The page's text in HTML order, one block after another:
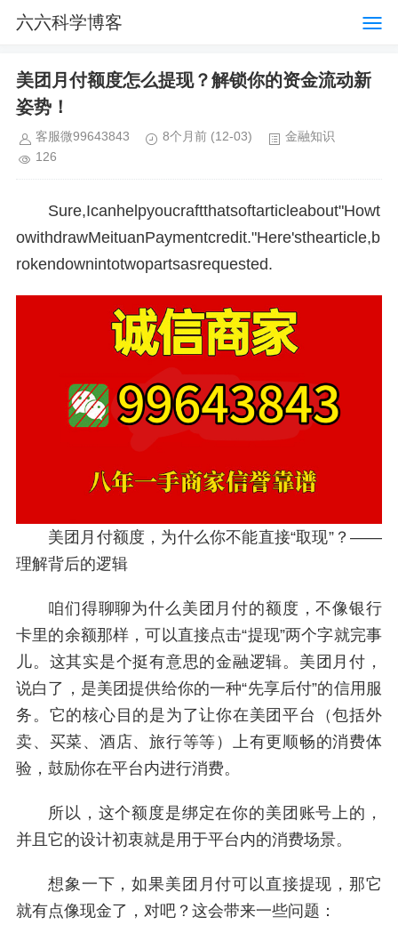
六六科学博客
美团月付额度怎么提现？解锁你的资金流动新
姿势！
客服微99643843 8个月前 (12-03)
金融知识
126
Sure,Icanhelpyoucraftthatsoftarticleabout"Howt
owithdrawMeituanPaymentcredit."Here'sthearticle,b
rokendownintotwopartsasrequested.
美团月付额度，为什么你不能直接“取现”？——
理解背后的逻辑
咱们得聊聊为什么美团月付的额度，不像银行
卡里的余额那样，可以直接点击“提现”两个字就完事
儿。这其实是个挺有意思的金融逻辑。美团月付，
说白了，是美团提供给你的一种“先享后付”的信用服
务。它的核心目的是为了让你在美团平台（包括外
卖、买菜、酒店、旅行等等）上有更顺畅的消费体
验，鼓励你在平台内进行消费。
所以，这个额度是绑定在你的美团账号上的，
并且它的设计初衷就是用于平台内的消费场景。
想象一下，如果美团月付可以直接提现，那它
就有点像现金了，对吧？这会带来一些问题：